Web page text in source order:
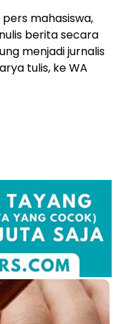
mahasiswa,
berita secara
menjadi jurnalis
tulis, ke WA